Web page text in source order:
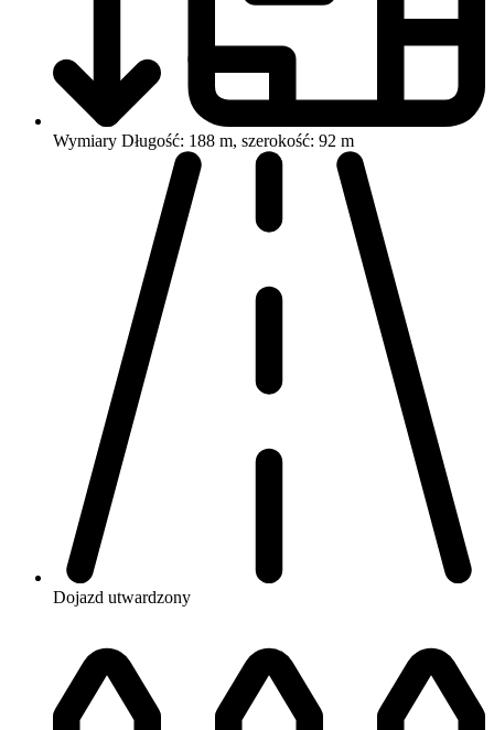
Wymiary Długość: 188 m, szerokość: 92 m
Dojazd utwardzony